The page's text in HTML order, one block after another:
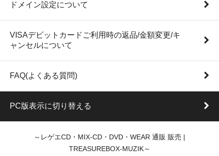
ドメイン設定について
VISAデビットカードご利用時の返品/金額変更/キ
ャンセルについて
FAQ(よくある質問)
PC版表示に切り替える
～レゲエCD・MIX-CD・DVD・WEAR 通販 販売 |
TREASUREBOX-MUZIK～